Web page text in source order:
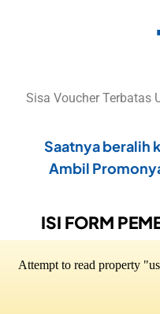
Sisa Voucher Terbatas
Saatnya beralih
Ambil
ISI FORM